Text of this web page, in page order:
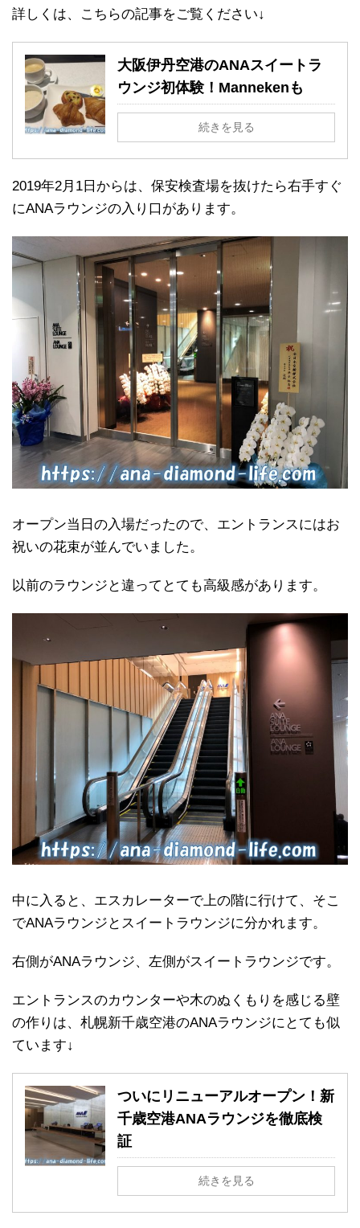
詳しくは、こちらの記事をご覧ください↓
大阪伊丹空港のANAスイートラ
ウンジ初体験！Mannekenも
続きを見る
2019年2月1日からは、保安検査場を抜けたら右手すぐ
にANAラウンジの入り口があります。
オープン当日の入場だったので、エントランスにはお
祝いの花束が並んでいました。
以前のラウンジと違ってとても高級感があります。
中に入ると、エスカレーターで上の階に行けて、そこ
でANAラウンジとスイートラウンジに分かれます。
右側がANAラウンジ、左側がスイートラウンジです。
エントランスのカウンターや木のぬくもりを感じる壁
の作りは、札幌新千歳空港のANAラウンジにとても似
ています↓
ついにリニューアルオープン！新
千歳空港ANAラウンジを徹底検
証
続きを見る